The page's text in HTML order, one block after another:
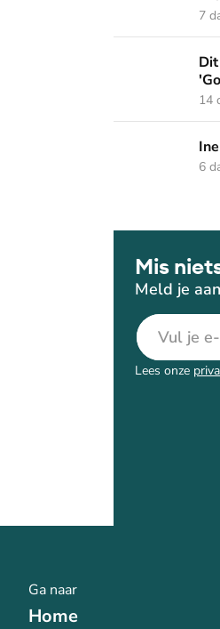
7
Dit weekend in
14
Ineke vertelt
6
Mis
Meld je
E-mailadres
Lees onze
Ga naar
Home